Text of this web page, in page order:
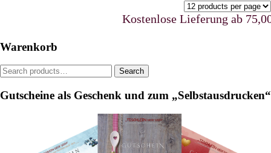
the
page
Kostenlose Lieferung ab 75,00
Warenkorb
Search
Search
Gutscheine als Geschenk und zum „Selbstausdrucken“